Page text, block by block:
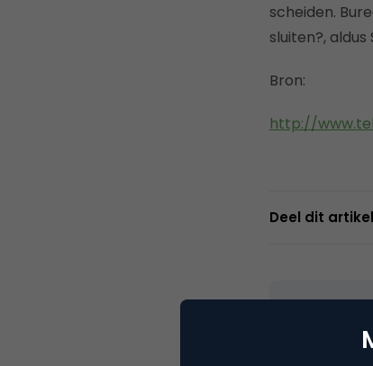
scheiden.
sluiten?,
Bron:
http://
Deel dit artikel